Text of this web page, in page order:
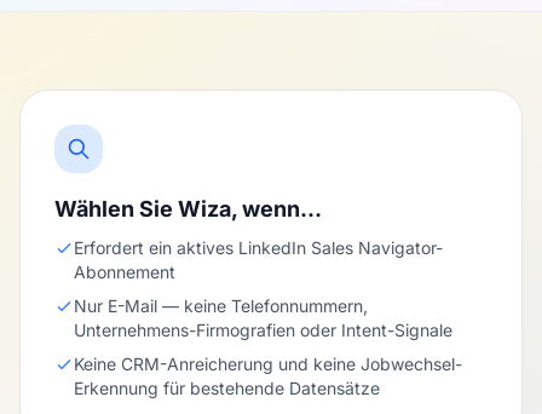
Wählen Sie Wiza, wenn…
Erfordert ein aktives LinkedIn Sales Navigator-
Abonnement
Nur E-Mail — keine Telefonnummern,
Unternehmens-Firmografien oder Intent-Signale
Keine CRM-Anreicherung und keine Jobwechsel-
Erkennung für bestehende Datensätze